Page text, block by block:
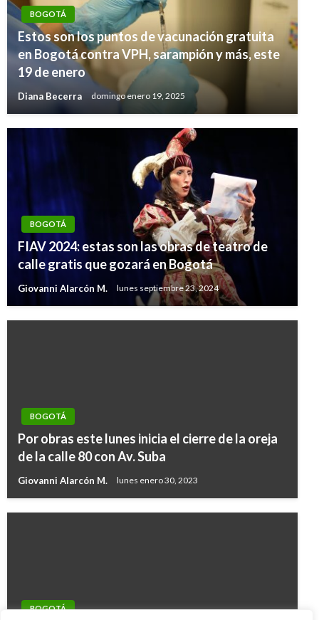
BOGOTÁ
Estos son los puntos de vacunación gratuita
en Bogotá contra VPH, sarampión y más, este
19 de enero
Diana Becerra domingo enero 19, 2025
BOGOTÁ
FIAV 2024: estas son las obras de teatro de
calle gratis que gozará en Bogotá
Giovanni Alarcón M. lunes septiembre 23, 2024
BOGOTÁ
Por obras este lunes inicia el cierre de la oreja
de la calle 80 con Av. Suba
Giovanni Alarcón M. lunes enero 30, 2023
BOGOTÁ